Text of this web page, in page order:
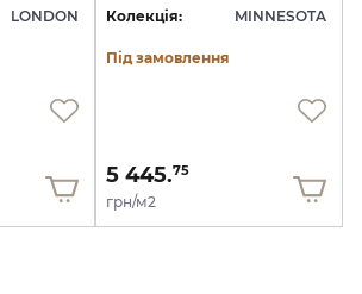
LONDON Колекція: MINNESOTA
Під замовлення
5 445.75
грн/м2